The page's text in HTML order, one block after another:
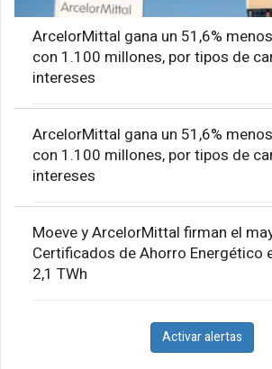
ArcelorMittal gana un 51,6%
con 1.100 millones, por tipos de
intereses
ArcelorMittal gana un 51,6%
con 1.100 millones, por tipos de
intereses
Moeve y ArcelorMittal firman el
Certificados de Ahorro Energético
2,1 TWh
Activar alertas